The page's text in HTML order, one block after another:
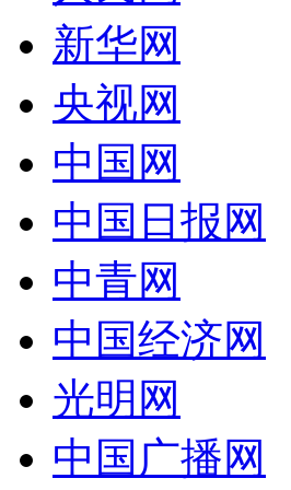
新华网
央视网
中国网
中国日报网
中青网
中国经济网
光明网
中国广播网